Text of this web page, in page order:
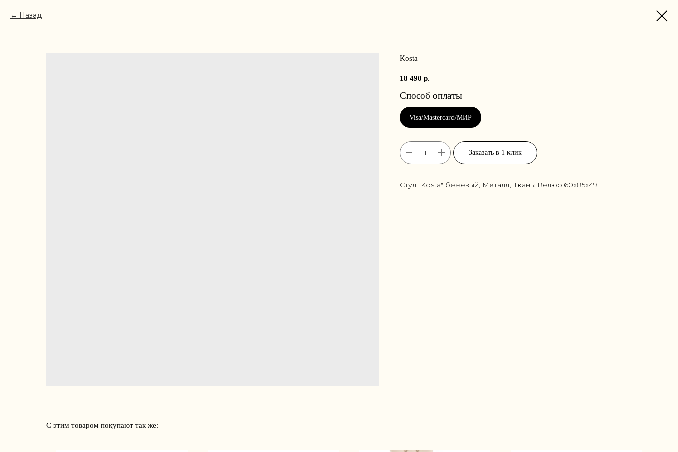
Назад
Kosta
18 490 р.
Заказать в 1 клик
Стул "Kosta" бежевый, Металл, Ткань: Велюр,60x85x49
С этим товаром покупают так же: